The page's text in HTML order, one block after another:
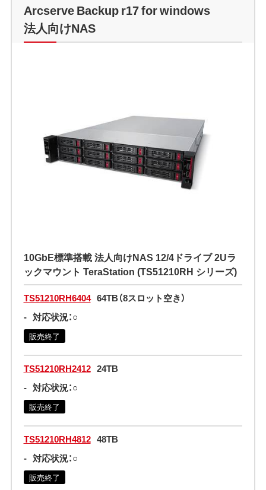
Arcserve Backup r17 for windows
法人向けNAS
10GbE標準搭載 法人向けNAS 12/4ドライブ 2Uラ
ックマウント TeraStation (TS51210RH シリーズ)
TS51210RH6404 64TB（8スロット空き）
- 対応状況：○
販売終了
TS51210RH2412 24TB
- 対応状況：○
販売終了
TS51210RH4812 48TB
- 対応状況：○
販売終了